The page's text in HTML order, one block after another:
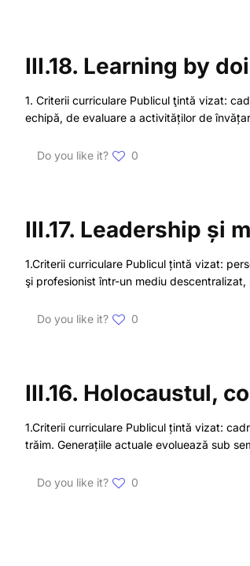
III.18. Learning by
1. Criterii curriculare Publicul ţintă vizat:
echipă, de evaluare a activităților de
Do you like it? 0
III.17. Leadership și
1.Criterii curriculare Publicul țintă vizat:
şi profesionist într-un mediu
Do you like it? 0
III.16. Holocaustul,
1.Criterii curriculare Publicul țintă vizat:
trăim. Generațiile actuale evoluează sub
Do you like it? 0